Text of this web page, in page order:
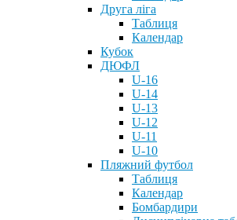
Друга ліга
Таблиця
Календар
Кубок
ДЮФЛ
U-16
U-14
U-13
U-12
U-11
U-10
Пляжний футбол
Таблиця
Календар
Бомбардири